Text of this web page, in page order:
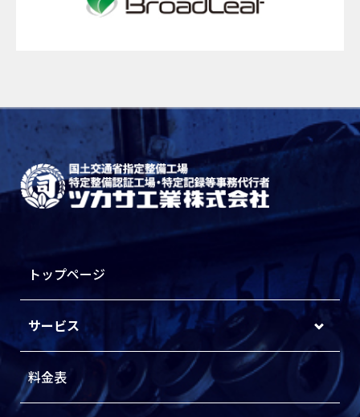
トップページ
サービス
料金表